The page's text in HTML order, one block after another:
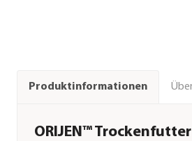
Produktinformationen
ORIJEN™